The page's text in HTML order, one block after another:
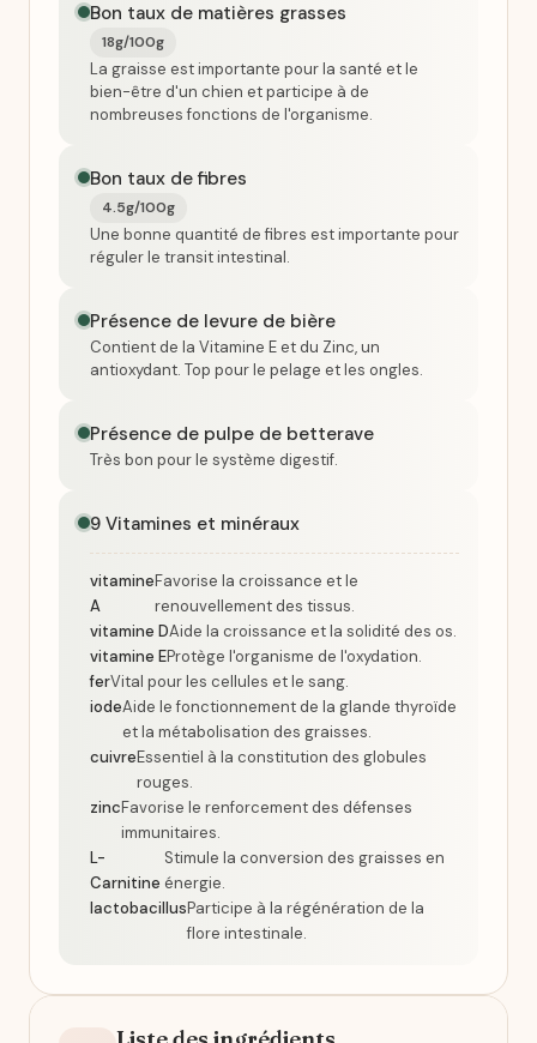
Bon taux de matières grasses
18g/100g
La graisse est importante pour la santé et le
bien-être d'un chien et participe à de
nombreuses fonctions de l'organisme.
Bon taux de fibres
4.5g/100g
Une bonne quantité de fibres est importante pour
réguler le transit intestinal.
Présence de levure de bière
Contient de la Vitamine E et du Zinc, un
antioxydant. Top pour le pelage et les ongles.
Présence de pulpe de betterave
Très bon pour le système digestif.
9 Vitamines et minéraux
vitamine
A
Favorise la croissance et le
renouvellement des tissus.
vitamine DAide la croissance et la solidité des os.
vitamine EProtège l'organisme de l'oxydation.
ferVital pour les cellules et le sang.
iodeAide le fonctionnement de la glande thyroïde
et la métabolisation des graisses.
cuivreEssentiel à la constitution des globules
rouges.
zincFavorise le renforcement des défenses
immunitaires.
L-
Carnitine
Stimule la conversion des graisses en
énergie.
lactobacillusParticipe à la régénération de la
flore intestinale.